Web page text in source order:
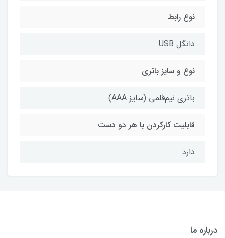
نوع رابط
دانگل USB
نوع و سایز باتری
باتری نیم‌قلمی (سایز AAA)
قابلیت کارکردن با هر دو دست
دارد
درباره ما